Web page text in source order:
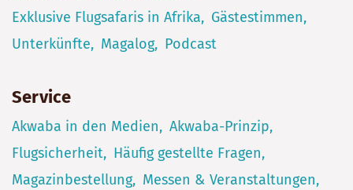
Exklusive Flugsafaris in Afrika
Gästestimmen
Unterkünfte
Magalog Podcast
Service
Akwaba in den Medien
Akwaba-Prinzip
Flugsicherheit
Häufig gestellte Fragen
Magazinbestellung
Messen & Veranstaltungen